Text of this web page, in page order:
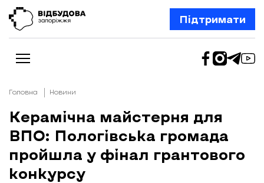
Підтримати
Новини
Відбудова Запоріжжя
Ексклюзив
Бізнес
Шлях додому
Головна Новини
Керамічна майстерня для
ВПО: Пологівська громада
пройшла у фінал грантового
конкурсу